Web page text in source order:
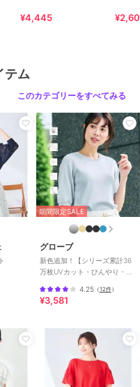
ク
ク：本体部分
ロン 37% ポリ
分 レーヨン 6
ポリウレタン
ン 47% レーヨ
ン 6%
方法
¥4,445
テム
このカテゴリーをすべてみる
期間限定SALE
グローブ
新色追加！【シリーズ累計36
万枚UVカット・ひんやり・洗
チ 五分袖ニット
4.25（12件）
¥3,581